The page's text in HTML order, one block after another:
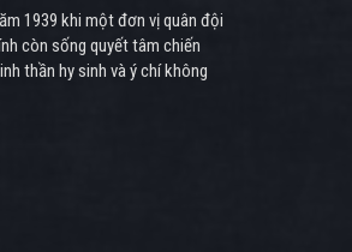
1939 khi một đơn vị quân đội
còn sống quyết tâm chiến
thần hy sinh và ý chí không